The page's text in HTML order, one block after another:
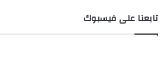
تابعنا على فيسبوك